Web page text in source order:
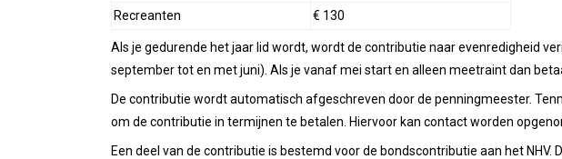
Recreanten
€ 130
Als je gedurende het jaar lid wordt, wordt de contributie naar evenredigheid
september tot en met juni). Als je vanaf mei start en alleen meetraint dan
De contributie wordt automatisch afgeschreven door de penningmeester.
om de contributie in termijnen te betalen. Hiervoor kan contact worden
Een deel van de contributie is bestemd voor de bondscontributie aan het